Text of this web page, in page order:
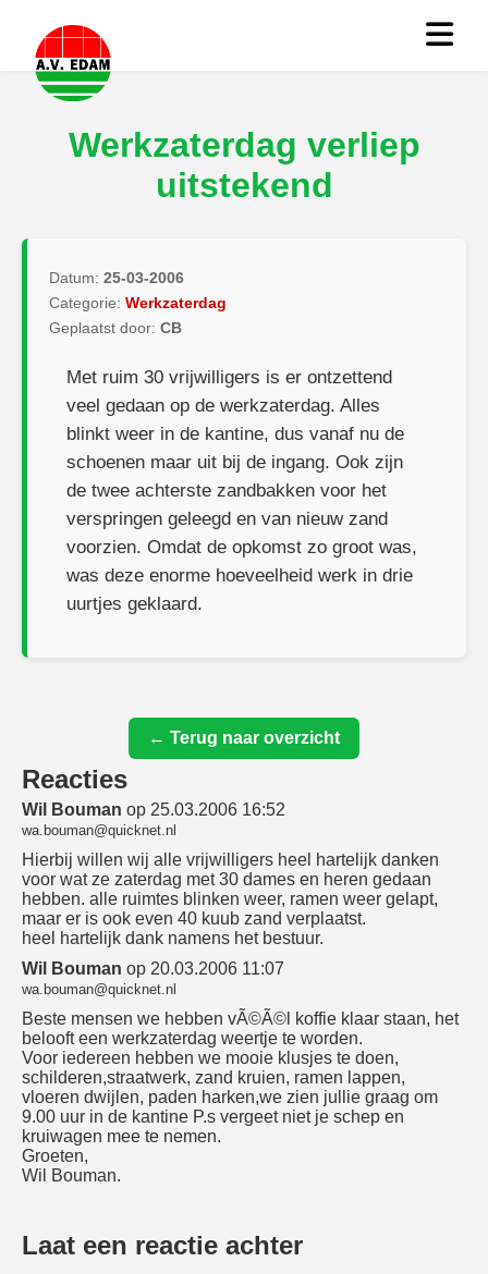
Werkzaterdag verliep
uitstekend
Datum: 25-03-2006
Categorie: Werkzaterdag
Geplaatst door: CB
Met ruim 30 vrijwilligers is er ontzettend
veel gedaan op de werkzaterdag. Alles
blinkt weer in de kantine, dus vanaf nu de
schoenen maar uit bij de ingang. Ook zijn
de twee achterste zandbakken voor het
verspringen geleegd en van nieuw zand
voorzien. Omdat de opkomst zo groot was,
was deze enorme hoeveelheid werk in drie
uurtjes geklaard.
← Terug naar overzicht
Reacties
Wil Bouman op 25.03.2006 16:52
wa.bouman@quicknet.nl
Hierbij willen wij alle vrijwilligers heel hartelijk danken
voor wat ze zaterdag met 30 dames en heren gedaan
hebben. alle ruimtes blinken weer, ramen weer gelapt,
maar er is ook even 40 kuub zand verplaatst.
heel hartelijk dank namens het bestuur.
Wil Bouman op 20.03.2006 11:07
wa.bouman@quicknet.nl
Beste mensen we hebben vÃ©Ã©l koffie klaar staan, het
belooft een werkzaterdag weertje te worden.
Voor iedereen hebben we mooie klusjes te doen,
schilderen,straatwerk, zand kruien, ramen lappen,
vloeren dwijlen, paden harken,we zien jullie graag om
9.00 uur in de kantine P.s vergeet niet je schep en
kruiwagen mee te nemen.
Groeten,
Wil Bouman.
Laat een reactie achter